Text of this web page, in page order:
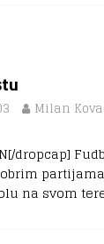
Milan
dropcap]
na svom